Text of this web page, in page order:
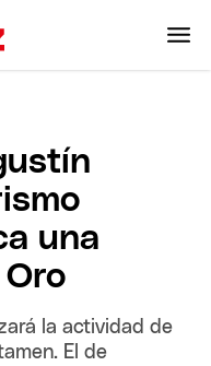
una
la actividad de
El de